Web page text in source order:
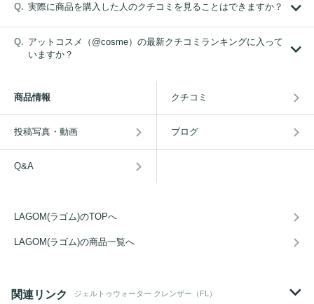
実際に商品を購入した人のクチコミを見ることはできますか？
アットコスメ（@cosme）の最新クチコミランキングに入って
いますか？
商品情報 クチコミ
投稿写真・動画 ブログ
Q&A
LAGOM(ラゴム)のTOPへ
LAGOM(ラゴム)の商品一覧へ
関連リンク ジェルトゥウォーター クレンザー（FL）